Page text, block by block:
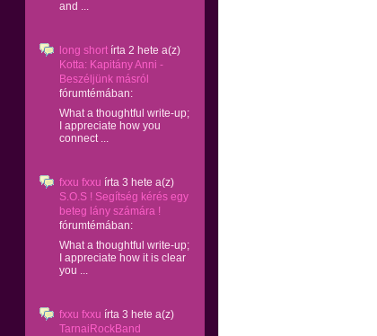
and ...
long short írta 2 hete a(z)
Kotta: Kapitány Anni -
Beszéljünk másról
fórumtémában:
What a thoughtful write-up;
I appreciate how you
connect ...
fxxu fxxu írta 3 hete a(z)
S.O.S ! Segítség kérés egy
beteg lány számára !
fórumtémában:
What a thoughtful write-up;
I appreciate how it is clear
you ...
fxxu fxxu írta 3 hete a(z)
TarnaiRockBand